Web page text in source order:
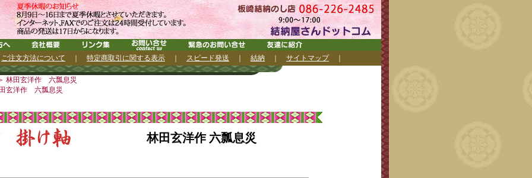
ご注文方法について 特定商取引に関する表示 スピード発送 結納 サイトマップ｜
林田玄洋作 六瓢息災
玄洋作 六瓢息災
林田玄洋作 六瓢息災